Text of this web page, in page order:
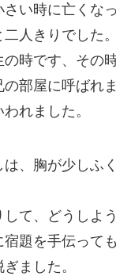
い時に亡くな
人きりでした。
の時です、その
の部屋に呼ばれ
れました。
、胸が少しふ
て、どうしよ
題を手伝って
ました。